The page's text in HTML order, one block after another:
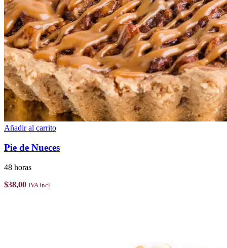
Añadir al carrito
Pie de Nueces
48 horas
$38,00 IVA incl.